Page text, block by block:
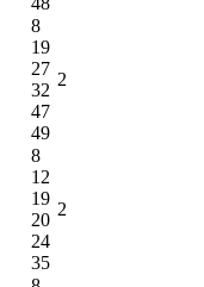
8
19
27
32
47
49
2
8
12
19
20
24
35
2